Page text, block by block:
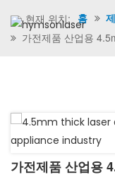
현재 위치: 홈
가전제품 산업용
가전제품 산업용